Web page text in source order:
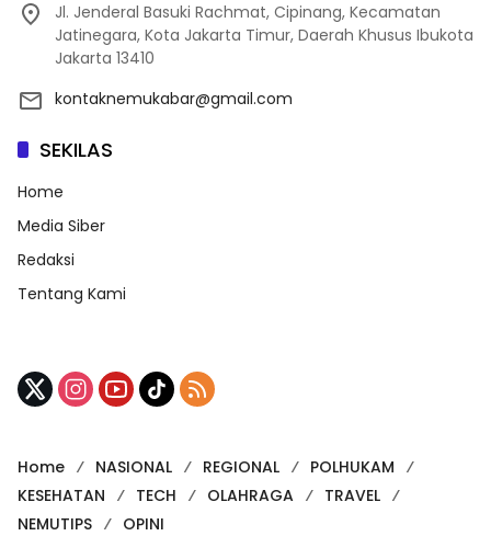
Jl. Jenderal Basuki Rachmat, Cipinang, Kecamatan
Jatinegara, Kota Jakarta Timur, Daerah Khusus Ibukota
Jakarta 13410
kontaknemukabar@gmail.com
SEKILAS
Home
Media Siber
Redaksi
Tentang Kami
Home NASIONAL REGIONAL
POLHUKAM
KESEHATAN
TECH OLAHRAGA
TRAVEL
NEMUTIPS
OPINI